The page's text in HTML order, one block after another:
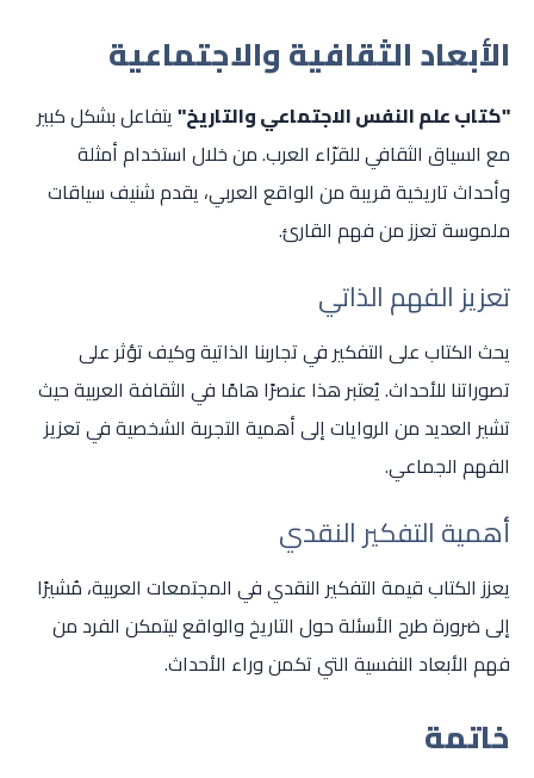
الأبعاد الثقافية والاجتماعية
"كتاب علم النفس الاجتماعي والتاريخ" يتفاعل بشكل كبير
مع السياق الثقافي للقرّاء العرب. من خلال استخدام أمثلة
وأحداث تاريخية قريبة من الواقع العربي، يقدم شنيف سياقات
ملموسة تعزز من فهم القارئ.
تعزيز الفهم الذاتي
يحث الكتاب على التفكير في تجاربنا الذاتية وكيف تؤثر على
تصوراتنا للأحداث. يُعتبر هذا عنصرًا هامًا في الثقافة العربية حيث
تشير العديد من الروايات إلى أهمية التجربة الشخصية في تعزيز
الفهم الجماعي.
أهمية التفكير النقدي
يعزز الكتاب قيمة التفكير النقدي في المجتمعات العربية، مُشيرًا
إلى ضرورة طرح الأسئلة حول التاريخ والواقع ليتمكن الفرد من
فهم الأبعاد النفسية التي تكمن وراء الأحداث.
خاتمة